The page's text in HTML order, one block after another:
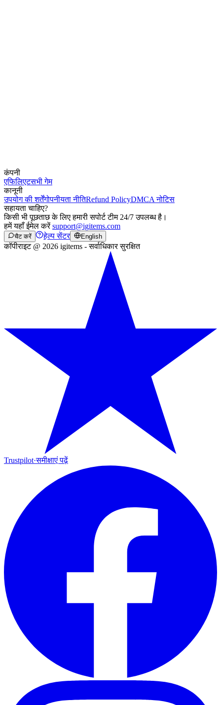
कंपनी
एफिलिएटसभी गेम
कानूनी
उपयोग की शर्तेंगोपनीयता नीतिRefund PolicyDMCA नोटिस
सहायता चाहिए?
किसी भी पूछताछ के लिए हमारी सपोर्ट टीम 24/7 उपलब्ध है।
हमें यहाँ ईमेल करेंsupport@igitems.com
चैट करें हेल्प सेंटर English
कॉपीराइट @ 2026 igitems - सर्वाधिकार सुरक्षित
Trustpilot·समीक्षाएं पढ़ें